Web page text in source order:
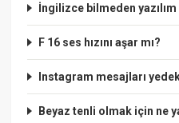
İngilizce bilmeden
F 16 ses hızını aşar mı?
Instagram mesajları
Beyaz tenli olmak için ne